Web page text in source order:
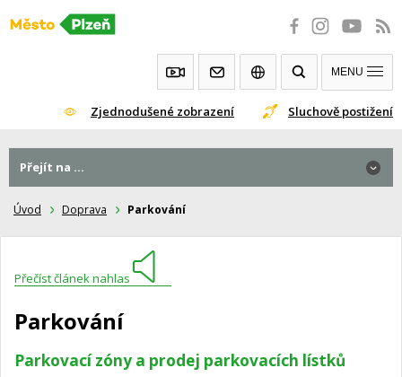
Přeskočit
Zjednodušené zobrazení Sluchově postižení
MENU
Úvod Doprava Parkování
Přečíst článek nahlas
Parkování
Parkovací zóny a prodej parkovacích lístků
Přejít na ...